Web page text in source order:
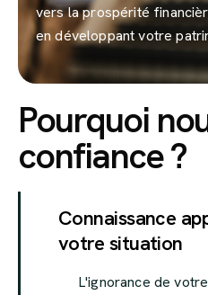
vers la prospérité
en développant votre
Pourquoi
confiance ?
Connaissance
votre situation
L'ignorance de